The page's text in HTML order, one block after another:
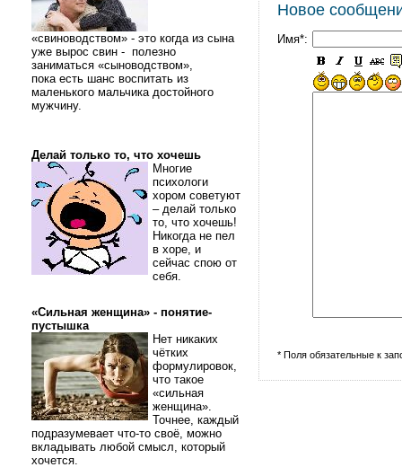
«свиноводством» - это когда из сына
уже вырос свин - полезно
заниматься «сыноводством»,
пока есть шанс воспитать из
маленького мальчика достойного
мужчину.
Делай только то, что хочешь
Многие
психологи
хором советуют
– делай только
то, что хочешь!
Никогда не пел
в хоре, и
сейчас спою от
себя.
«Сильная женщина» - понятие-
пустышка
Нет никаких
чётких
формулировок,
что такое
«сильная
женщина».
Точнее, каждый
подразумевает что-то своё, можно
вкладывать любой смысл, который
хочется.
Новое
Имя*:
* Поля обязательные к